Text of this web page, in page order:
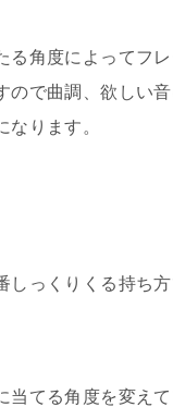
る角度によってフ
ので曲調、欲しい
なります。
しっくりくる持ち
当てる角度を変え